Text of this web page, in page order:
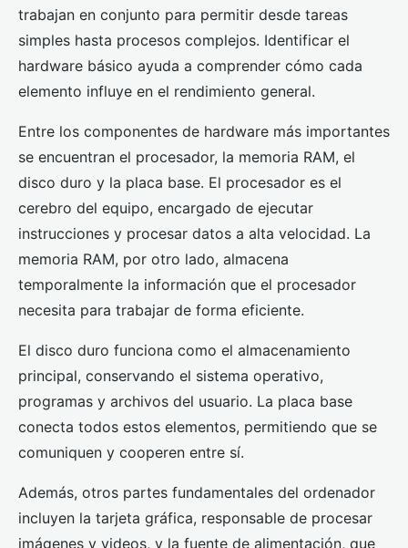
trabajan en conjunto para permitir desde tareas
simples hasta procesos complejos. Identificar el
hardware básico ayuda a comprender cómo cada
elemento influye en el rendimiento general.
Entre los componentes de hardware más importantes
se encuentran el procesador, la memoria RAM, el
disco duro y la placa base. El procesador es el
cerebro del equipo, encargado de ejecutar
instrucciones y procesar datos a alta velocidad. La
memoria RAM, por otro lado, almacena
temporalmente la información que el procesador
necesita para trabajar de forma eficiente.
El disco duro funciona como el almacenamiento
principal, conservando el sistema operativo,
programas y archivos del usuario. La placa base
conecta todos estos elementos, permitiendo que se
comuniquen y cooperen entre sí.
Además, otros partes fundamentales del ordenador
incluyen la tarjeta gráfica, responsable de procesar
imágenes y videos, y la fuente de alimentación, que